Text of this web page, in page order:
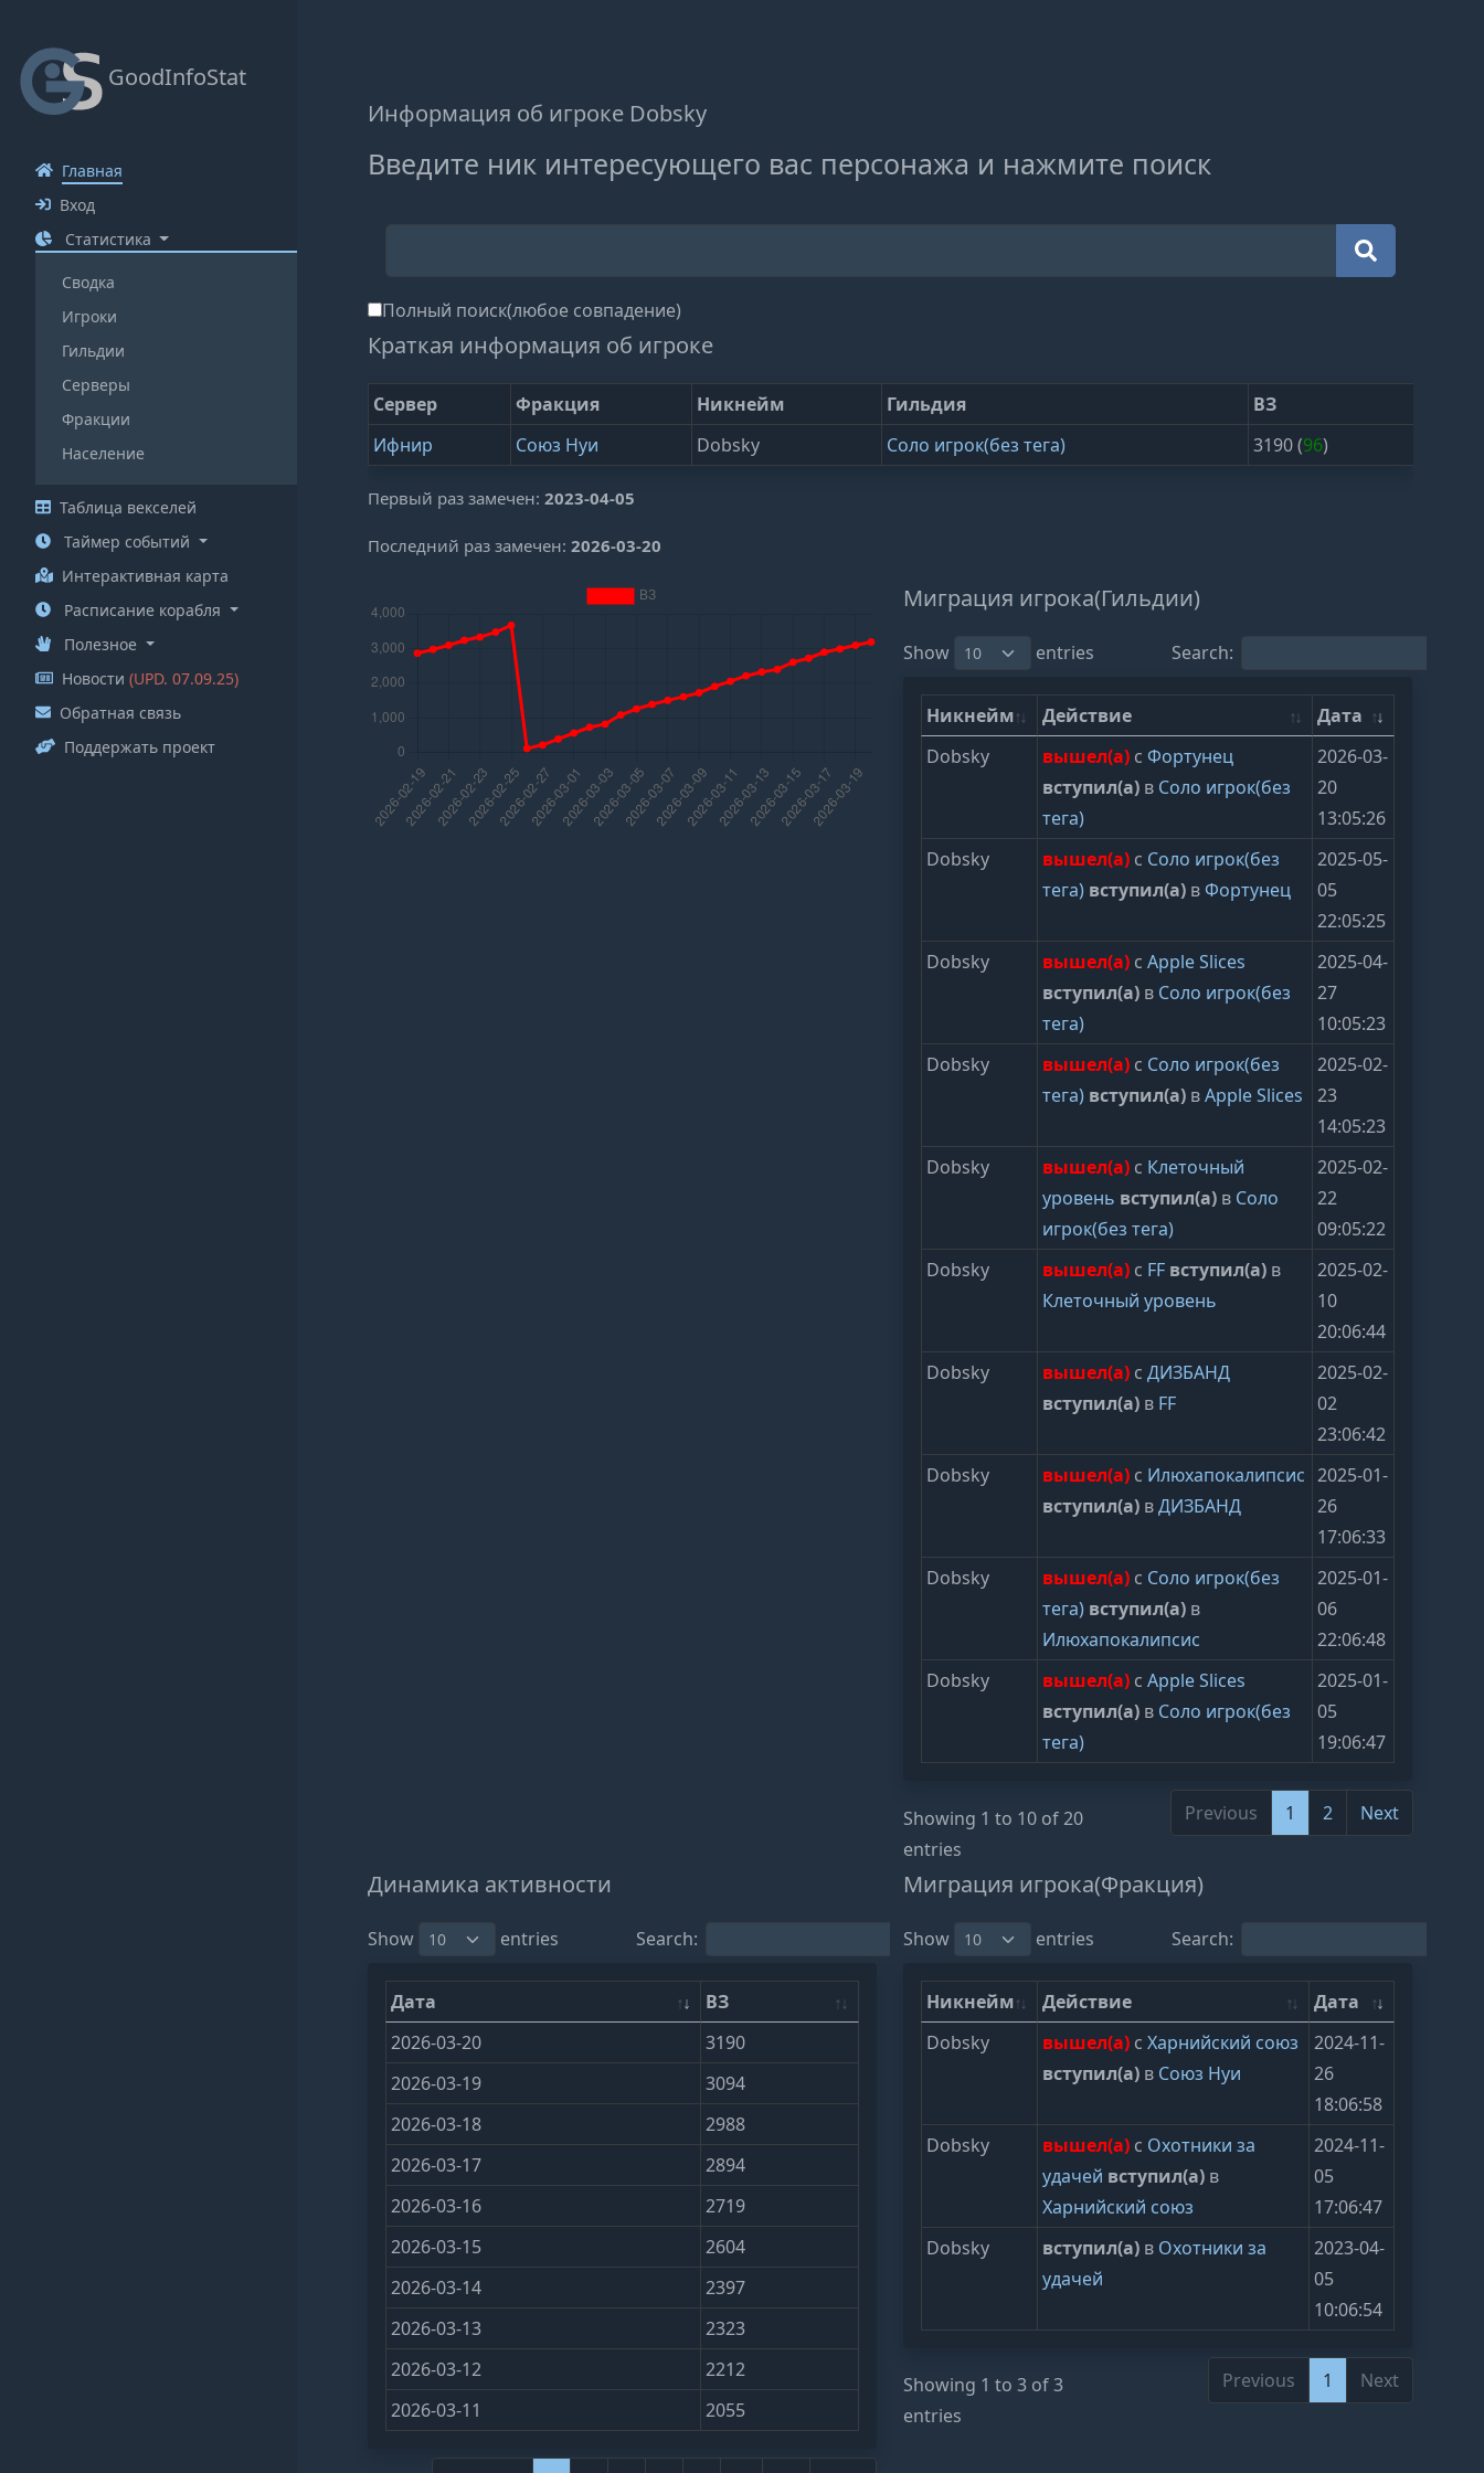
GoodInfoStat
Главная
Вход
Статистика
Сводка
Игроки
Гильдии
Серверы
Фракции
Население
Таблица векселей
Таймер событий
Интерактивная карта
Расписание корабля
Полезное
Новости (UPD. 07.09.25)
Обратная связь
Поддержать проект
Информация об игроке Dobsky
Введите ник интересующего вас персонажа и нажмите поиск
Полный поиск(любое совпадение)
Краткая информация об игроке
Сервер Фракция Никнейм Гильдия
ВЗ
Ифнир
Союз Нуи Dobsky Соло игрок(без тега) 3190 (96)
Первый раз замечен: 2023-04-05
Последний раз замечен: 2026-03-20
Миграция игрока(Гильдии)
Show entries Search:
Никнейм Действие
Дата
Dobsky
вышел(а) сФортунец
вступил(а) в Соло игрок(без
тега)
2026-03-
20
13:05:26
Dobsky
вышел(а) с Соло игрок(без
тега) вступил(а) вФортунец
2025-05-
05
22:05:25
Dobsky
вышел(а) сApple Slices
вступил(а) в Соло игрок(без
тега)
2025-04-
27
10:05:23
Dobsky
вышел(а) с Соло игрок(без
тега) вступил(а) вApple Slices
2025-02-
23
14:05:23
Dobsky
вышел(а) с Клеточный
уровень вступил(а) в Соло
игрок(без тега)
2025-02-
22
09:05:22
Dobsky
вышел(а) с FF вступил(а) в
Клеточный уровень
2025-02-
10
20:06:44
Dobsky
вышел(а) сДИЗБАНД
вступил(а) в FF
2025-02-
02
23:06:42
Dobsky
вышел(а) с Илюхапокалипсис
вступил(а) вДИЗБАНД
2025-01-
26
17:06:33
Dobsky
вышел(а) с Соло игрок(без
тега) вступил(а) в
Илюхапокалипсис
2025-01-
06
22:06:48
Dobsky
вышел(а) сApple Slices
вступил(а) в Соло игрок(без
тега)
2025-01-
05
19:06:47
Showing 1 to 10 of 20
entries
Previous 1 2 Next
Динамика активности
Show entries Search:
Дата
ВЗ
2026-03-20
3190
2026-03-19
3094
2026-03-18
2988
2026-03-17
2894
2026-03-16
2719
2026-03-15
2604
2026-03-14
2397
2026-03-13
2323
2026-03-12
2212
2026-03-11
2055
Миграция игрока(Фракция)
Show entries Search:
Никнейм Действие
Дата
Dobsky
вышел(а) сХарнийский союз
вступил(а) в Союз Нуи
2024-11-
26
18:06:58
Dobsky
вышел(а) с Охотники за
удачей вступил(а) в
Харнийский союз
2024-11-
05
17:06:47
Dobsky
вступил(а) в Охотники за
удачей
2023-04-
05
10:06:54
Showing 1 to 3 of 3
entries
Previous 1 Next